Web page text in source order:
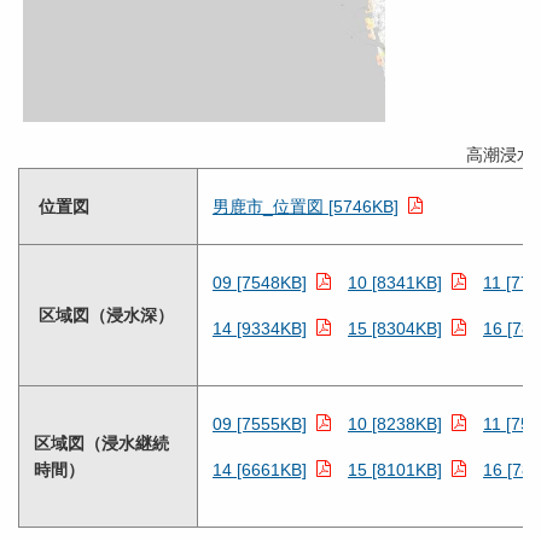
高潮浸水
位置図 男鹿市_位置図 [5746KB]
区域図（浸水深）
09 [7548KB] 10 [8341KB] 11
14 [9334KB] 15 [8304KB] 16
区域図（浸水継続
時間）
09 [7555KB] 10 [8238KB] 11
14 [6661KB] 15 [8101KB] 16